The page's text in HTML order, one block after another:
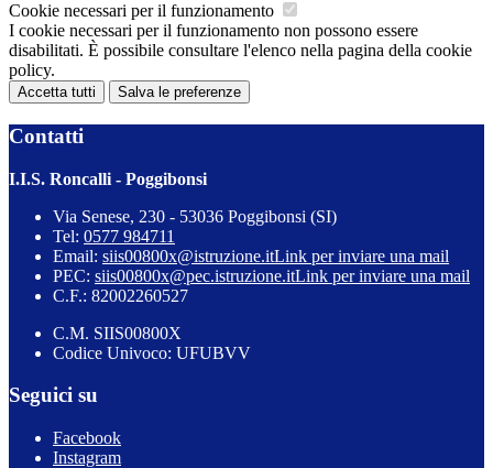
Cookie necessari per il funzionamento
I cookie necessari per il funzionamento non possono essere
disabilitati. È possibile consultare l'elenco nella pagina della cookie
policy.
Accetta tutti Salva le preferenze
Contatti
I.I.S. Roncalli - Poggibonsi
Via Senese, 230 - 53036 Poggibonsi (SI)
Tel: 0577 984711
Email: siis00800x@istruzione.itLink per inviare una mail
PEC: siis00800x@pec.istruzione.itLink per inviare una mail
C.F.: 82002260527
C.M. SIIS00800X
Codice Univoco: UFUBVV
Seguici su
Facebook
Instagram